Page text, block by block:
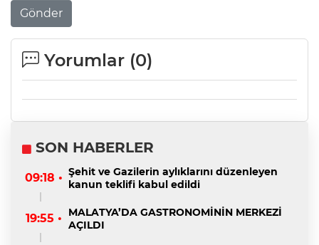
Gönder
Yorumlar (0)
SON HABERLER
09:18 • Şehit ve Gazilerin aylıklarını düzenleyen
kanun teklifi kabul edildi
19:55 •
MALATYA’DA GASTRONOMİNİN MERKEZİ
AÇILDI